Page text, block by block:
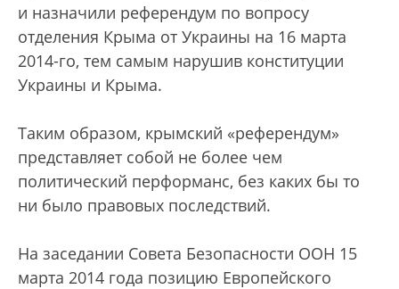
и назначили референдум по вопросу
отделения Крыма от Украины на 16 марта
2014-го, тем самым нарушив конституции
Украины и Крыма.
Таким образом, крымский «референдум»
представляет собой не более чем
политический перформанс, без каких бы то
ни было правовых последствий.
На заседании Совета Безопасности ООН 15
марта 2014 года позицию Европейского